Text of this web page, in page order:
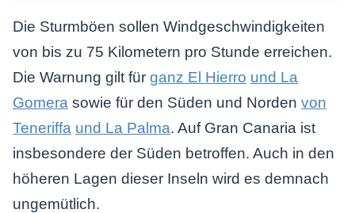
Die Sturmböen sollen Windgeschwindigkeiten
von bis zu 75 Kilometern pro Stunde erreichen.
Die Warnung gilt für ganz El Hierro und La
Gomera sowie für den Süden und Norden von
Teneriffa und La Palma. Auf Gran Canaria ist
insbesondere der Süden betroffen. Auch in den
höheren Lagen dieser Inseln wird es demnach
ungemütlich.